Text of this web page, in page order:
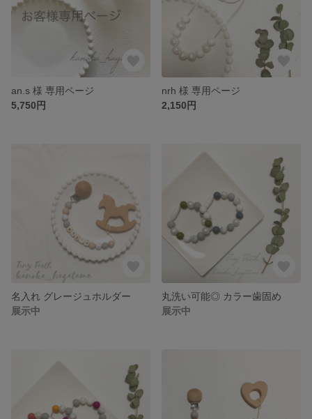
an.s 様 専用ページ
5,750円
nrh 様 専用ページ
2,150円
名入れ グレージュホルダー
展示中
丸洗い可能◎ カラー歯固め
展示中